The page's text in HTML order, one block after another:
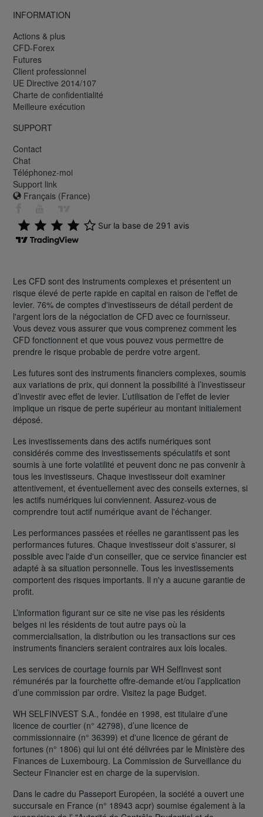
INFORMATION
Actions & plus
CFD-Forex
Futures
Client professionnel
UE Directive 2014/107
Charte de confidentialité
Meilleure exécution
SUPPORT
Contact
Chat
Téléphonez-moi
Support link
Français (France)
Les CFD sont des instruments complexes et présentent un
risque élevé de perte rapide en capital en raison de l'effet de
levier. 76% de comptes d'investisseurs de détail perdent de
l'argent lors de la négociation de CFD avec ce fournisseur.
Vous devez vous assurer que vous comprenez comment les
CFD fonctionnent et que vous pouvez vous permettre de
prendre le risque probable de perdre votre argent.
Les futures sont des instruments financiers complexes, soumis
aux variations de prix, qui donnent la possibilité à l’investisseur
d’investir avec effet de levier. L’utilisation de l’effet de levier
implique un risque de perte supérieur au montant initialement
déposé.
Les investissements dans des actifs numériques sont
considérés comme des investissements spéculatifs et sont
soumis à une forte volatilité et peuvent donc ne pas convenir à
tous les investisseurs. Chaque investisseur doit examiner
attentivement, et éventuellement avec des conseils externes, si
les actifs numériques lui conviennent. Assurez-vous de
comprendre tout actif numérique avant de l'échanger.
Les performances passées et réelles ne garantissent pas les
performances futures. Chaque investisseur doit s'assurer, si
possible avec l'aide d'un conseiller, que ce service financier est
adapté à sa situation personnelle. Tous les investissements
comportent des risques importants. Il n'y a aucune garantie de
profit.
L’information figurant sur ce site ne vise pas les résidents
belges ni les résidents de tout autre pays où la
commercialisation, la distribution ou les transactions sur ces
instruments financiers seraient contraires aux lois locales.
Les services de courtage fournis par WH SelfInvest sont
rémunérés par la fourchette offre-demande et/ou l’application
d’une commission par ordre. Visitez la page Budget.
WH SELFINVEST S.A., fondée en 1998, est titulaire d’une
licence de courtier (n° 42798), d’une licence de
commissionnaire (n° 36399) et d'une licence de gérant de
fortunes (n° 1806) qui lui ont été délivrées par le Ministère des
Finances de Luxembourg. La Commission de Surveillance du
Secteur Financier est en charge de la supervision.
Dans le cadre du Passeport Européen, la société a ouvert une
succursale en France (n° 18943 acpr) soumise également à la